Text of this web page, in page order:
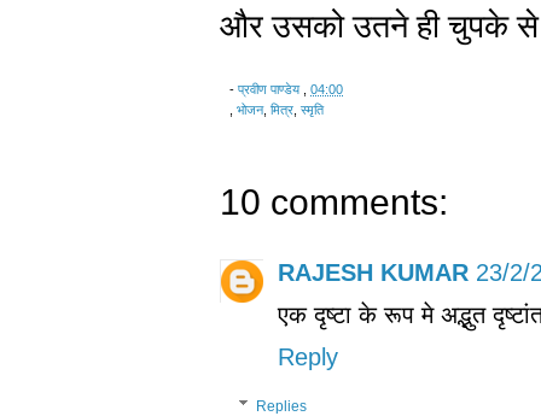
और उसको उतने ही चुपके से
- प्रवीण पाण्डेय
04:00
भोजन, मित्र स्मृति
10 comments:
RAJESH KUMAR 23/2/
एक दृष्टा के रूप मे अद्भुत
Reply
Replies